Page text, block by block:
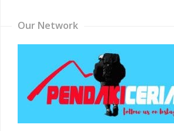
Our Network